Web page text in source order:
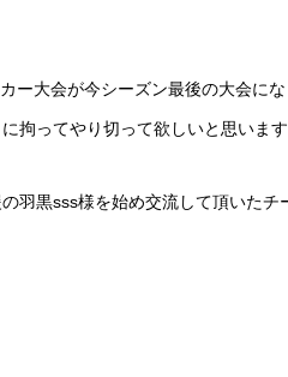
ー大会が今シーズン最後の大会に
拘ってやり切って欲しいと思いま
羽黒sss様を始め交流して頂いた